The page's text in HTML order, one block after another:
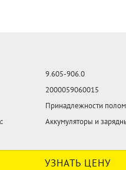
9.605-906.0
2000059060015
Принадлежности
Аккумуляторы и
УЗНАТЬ ЦЕНУ